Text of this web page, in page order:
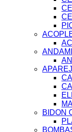
BIDON